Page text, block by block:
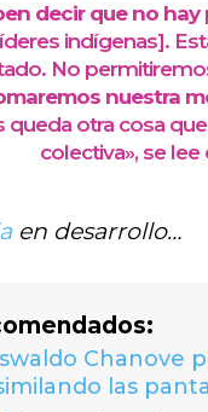
decir que no
indígenas].
No
nuestra
queda otra cosa
colectiva», se
en desarrollo…
Chanove
las